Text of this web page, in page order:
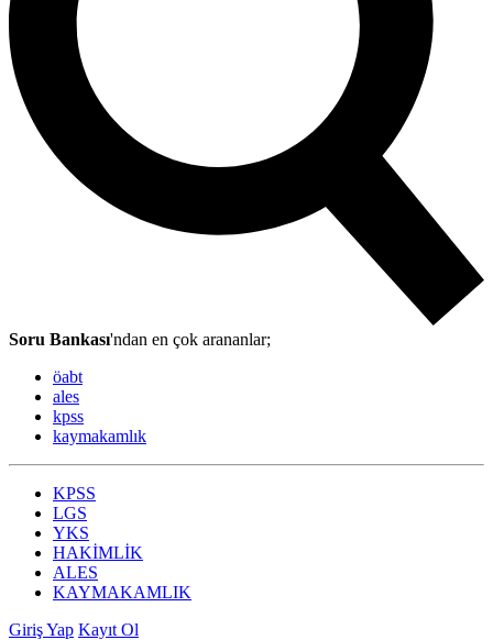
Soru Bankası'ndan en çok arananlar;
öabt
ales
kpss
kaymakamlık
KPSS
LGS
YKS
HAKİMLİK
ALES
KAYMAKAMLIK
Giriş Yap Kayıt Ol